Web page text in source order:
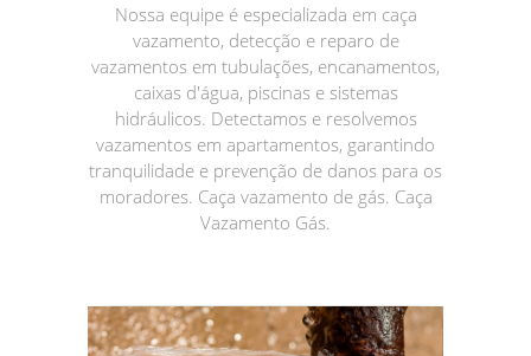
Nossa equipe é especializada em caça
vazamento, detecção e reparo de
vazamentos em tubulações, encanamentos,
caixas d'água, piscinas e sistemas
hidráulicos. Detectamos e resolvemos
vazamentos em apartamentos, garantindo
tranquilidade e prevenção de danos para os
moradores. Caça vazamento de gás. Caça
Vazamento Gás.